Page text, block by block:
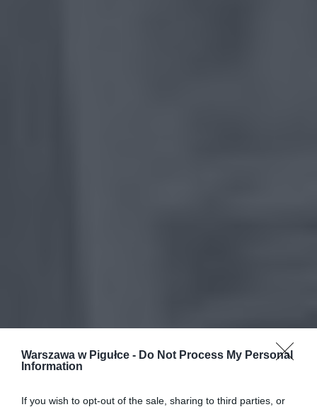
Warszawa w Pigułce - Do Not Process My Personal
Information
If you wish to opt-out of the sale, sharing to third parties, or